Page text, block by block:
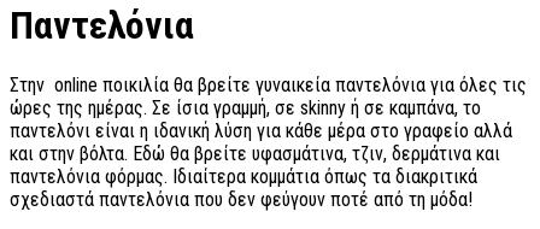
Παντελόνια
Στην online ποικιλία θα βρείτε γυναικεία παντελόνια για όλες τις
ώρες της ημέρας. Σε ίσια γραμμή, σε skinny ή σε καμπάνα, το
παντελόνι είναι η ιδανική λύση για κάθε μέρα στο γραφείο αλλά
και στην βόλτα. Εδώ θα βρείτε υφασμάτινα, τζιν, δερμάτινα και
παντελόνια φόρμας. Ιδιαίτερα κομμάτια όπως τα διακριτικά
σχεδιαστά παντελόνια που δεν φεύγουν ποτέ από τη μόδα!